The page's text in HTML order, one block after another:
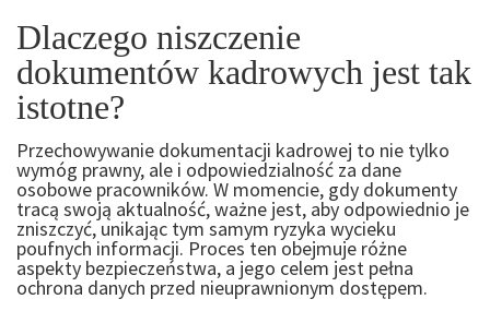
Dlaczego niszczenie
dokumentów kadrowych jest tak
istotne?
Przechowywanie dokumentacji kadrowej to nie tylko
wymóg prawny, ale i odpowiedzialność za dane
osobowe pracowników. W momencie, gdy dokumenty
tracą swoją aktualność, ważne jest, aby odpowiednio je
zniszczyć, unikając tym samym ryzyka wycieku
poufnych informacji. Proces ten obejmuje różne
aspekty bezpieczeństwa, a jego celem jest pełna
ochrona danych przed nieuprawnionym dostępem.